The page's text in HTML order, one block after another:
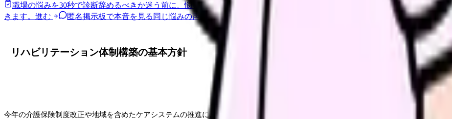
職場の悩みを30秒で診断辞めるべきか迷う前に、悩みの種類と次の一歩を整理します。 給料コンパスで比較する地
きます。 進む 匿名掲示板で本音を見る 同じ悩みの声を読んで、今の職場だけの問題か確かめられます。 進む
リハビリテーション体制構築の基本方針
今年の介護保険制度改正や地域を含めたケアシステムの推進により、老人介護施設におけるリハビリテーション機能の重要性が増してい